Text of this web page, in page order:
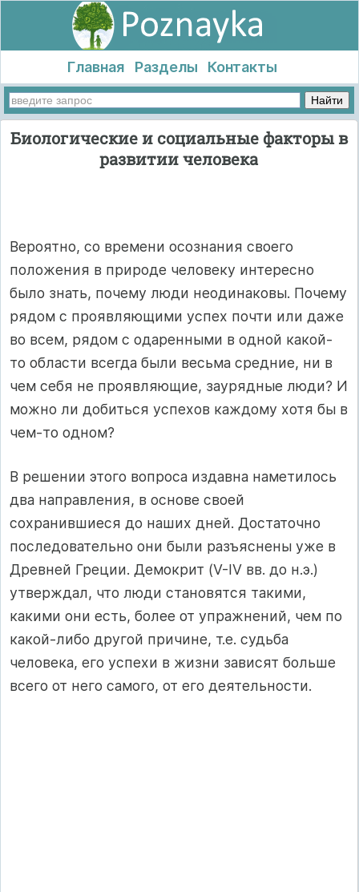
Главная Разделы Контакты
Биологические и социальные факторы в
развитии человека
Вероятно, со времени осознания своего
положения в природе человеку интересно
было знать, почему люди неодинаковы. Почему
рядом с проявляющими успех почти или даже
во всем, рядом с одаренными в одной какой-
то области всегда были весьма средние, ни в
чем себя не проявляющие, заурядные люди? И
можно ли добиться успехов каждому хотя бы в
чем-то одном?
В решении этого вопроса издавна наметилось
два направления, в основе своей
сохранившиеся до наших дней. Достаточно
последовательно они были разъяснены уже в
Древней Греции. Демокрит (V-IV вв. до н.э.)
утверждал, что люди становятся такими,
какими они есть, более от упражнений, чем по
какой-либо другой причине, т.е. судьба
человека, его успехи в жизни зависят больше
всего от него самого, от его деятельности.